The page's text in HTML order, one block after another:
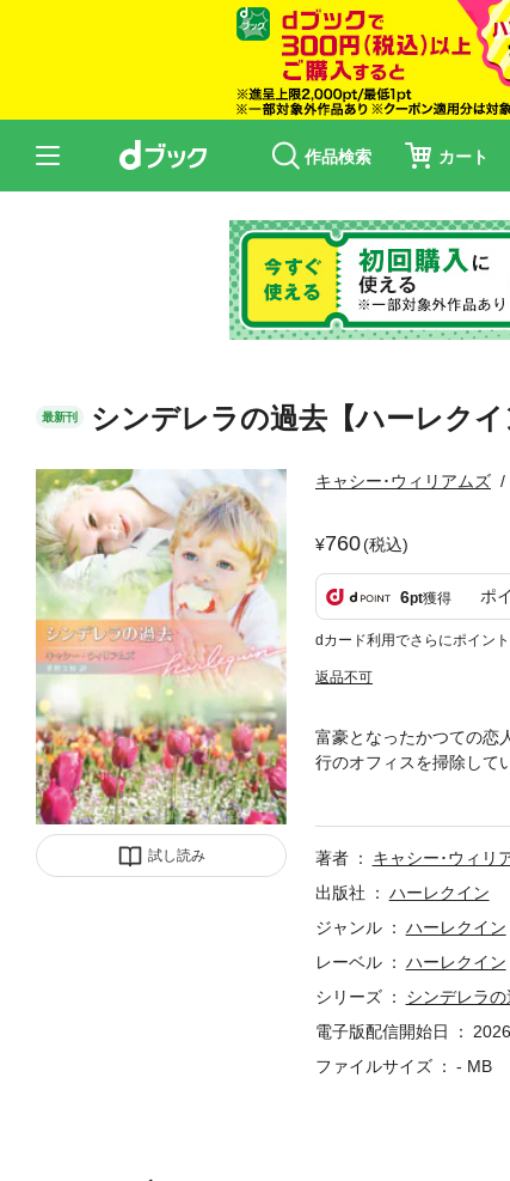
作品検索 カート
最新刊 シンデレラの過去【ハーレクイ
試し読み
キャシー･ウィリアムズ
760(税込)
6pt獲得 ポ
dカード利用でさらにポイン
返品不可
富豪となったかつての恋
行のオフィスを掃除して
き、海外で知り合い、
歳になる息子オリヴァー
イン文庫版となります。
著者 キャシー･ウィリ
出版社
ハーレクイン
ジャンル
ハーレクイン
レーベル
ハーレクイン
シリーズ
シンデレラの
電子版配信開始日
ファイルサイズ
- MB